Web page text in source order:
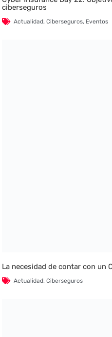
ciberseguros
Actualidad,Ciberseguros, Eventos
La necesidad de contar con un
Actualidad,Ciberseguros